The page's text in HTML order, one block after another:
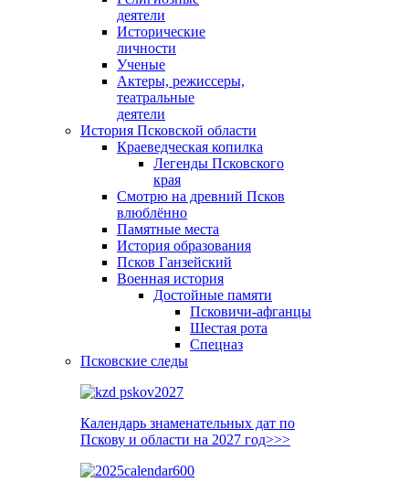
деятели
Исторические
личности
Ученые
Актеры, режиссеры,
театральные
деятели
История Псковской области
Краеведческая копилка
Легенды Псковского
края
Смотрю на древний Псков
влюблённо
Памятные места
История образования
Псков Ганзейский
Военная история
Достойные памяти
Псковичи-афганцы
Шестая рота
Спецназ
Псковские следы
Календарь знаменательных дат по
Пскову и области на 2027 год>>>